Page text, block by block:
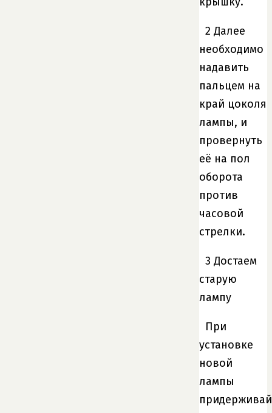
2 Далее
необходимо
надавить
пальцем на
край цоколя
лампы, и
провернуть
её на пол
оборота
против
часовой
стрелки.
3 Достаем
старую
лампу
При
установке
новой
лампы